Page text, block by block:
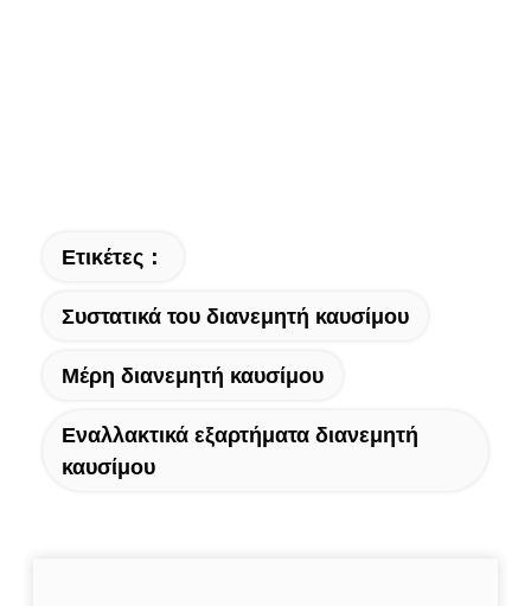
Ετικέτες：
Συστατικά του διανεμητή καυσίμου
Μέρη διανεμητή καυσίμου
Εναλλακτικά εξαρτήματα διανεμητή
καυσίμου